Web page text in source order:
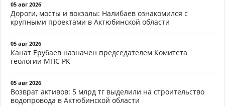
05 авг 2026
Дороги, мосты и вокзалы: Налибаев ознакомился с
крупными проектами в Актюбинской области
05 авг 2026
Канат Ерубаев назначен председателем Комитета
геологии МПС РК
05 авг 2026
Возврат активов: 5 млрд тг выделили на строительство
водопровода в Актюбинской области